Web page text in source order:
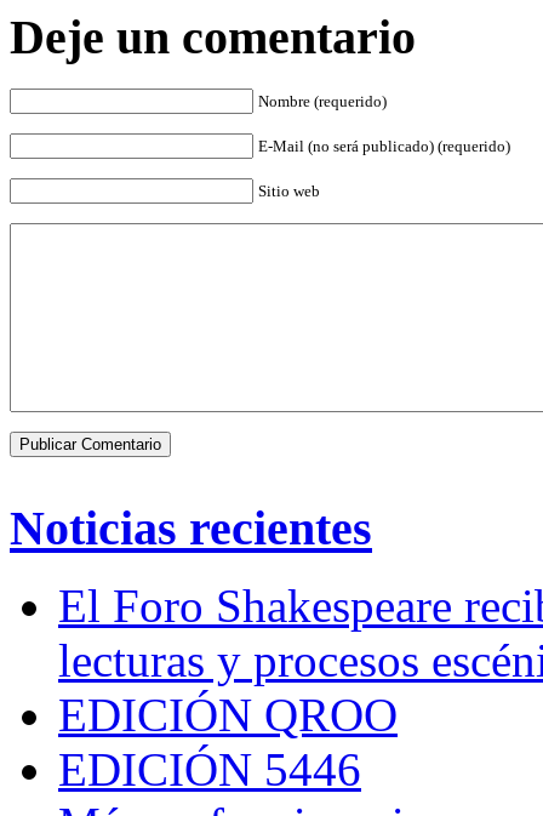
Deje un comentario
Nombre (requerido)
E-Mail (no será publicado) (requerido)
Sitio web
Noticias recientes
El Foro Shakespeare
lecturas y procesos
EDICIÓN QROO
EDICIÓN 5446